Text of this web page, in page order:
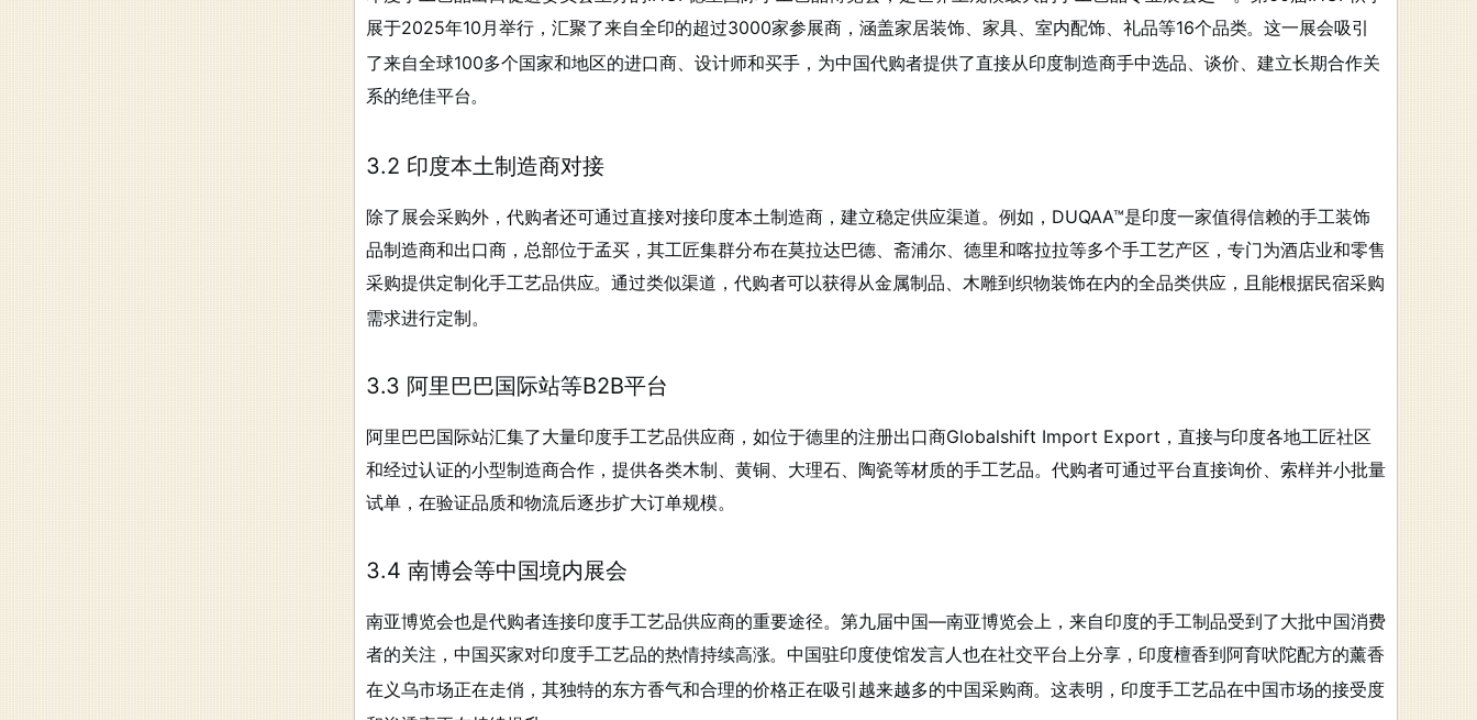
展于2025年10月举行，汇聚了来自全印的超过3000家参展商，涵盖家居装饰、家具、室内配饰、礼品等16个品类。这一展会吸引
了来自全球100多个国家和地区的进口商、设计师和买手，为中国代购者提供了直接从印度制造商手中选品、谈价、建立长期合作关
系的绝佳平台。
3.2 印度本土制造商对接
除了展会采购外，代购者还可通过直接对接印度本土制造商，建立稳定供应渠道。例如，DUQAA™是印度一家值得信赖的手工装饰
品制造商和出口商，总部位于孟买，其工匠集群分布在莫拉达巴德、斋浦尔、德里和喀拉拉等多个手工艺产区，专门为酒店业和零售
采购提供定制化手工艺品供应。通过类似渠道，代购者可以获得从金属制品、木雕到织物装饰在内的全品类供应，且能根据民宿采购
需求进行定制。
3.3 阿里巴巴国际站等B2B平台
阿里巴巴国际站汇集了大量印度手工艺品供应商，如位于德里的注册出口商Globalshift Import Export，直接与印度各地工匠社区
和经过认证的小型制造商合作，提供各类木制、黄铜、大理石、陶瓷等材质的手工艺品。代购者可通过平台直接询价、索样并小批量
试单，在验证品质和物流后逐步扩大订单规模。
3.4 南博会等中国境内展会
南亚博览会也是代购者连接印度手工艺品供应商的重要途径。第九届中国—南亚博览会上，来自印度的手工制品受到了大批中国消费
者的关注，中国买家对印度手工艺品的热情持续高涨。中国驻印度使馆发言人也在社交平台上分享，印度檀香到阿育吠陀配方的薰香
在义乌市场正在走俏，其独特的东方香气和合理的价格正在吸引越来越多的中国采购商。这表明，印度手工艺品在中国市场的接受度